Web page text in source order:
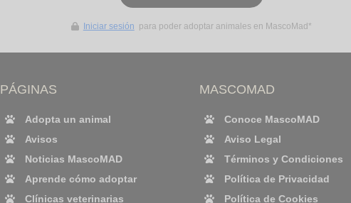
Iniciar sesión para poder adoptar animales en MascoMad*
PÁGINAS
Adopta un animal
Avisos
Noticias MascoMAD
Aprende cómo adoptar
Clínicas veterinarias
MASCOMAD
Conoce MascoMAD
Aviso Legal
Términos y Condiciones
Política de Privacidad
Política de Cookies